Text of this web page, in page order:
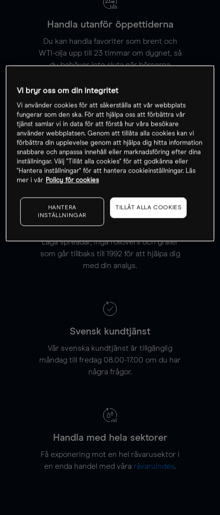
Handla utanför öppettiderna
Du kan handla favoriter som brent och
WTI-olja upp till 23 timmar om dygnet, så
du behöver inte sluta när börserna
Inga delvis fullförda ordrar
Vi ser till att alla dina ordar fullförs till fullo.
Cash-instrument
Låga spreadar, inga rollovers och grafer
som går tillbaks till 1992 för att hjälpa dig
med din analys.
Svensk kundtjänst
Vår svenska kundtjänst är tillgänglig
måndag till fredag 08.00-17.00 om du har
några frågor.
Handla med hela sektorer
Få exponering mot en hel råvarusektor i
en enda handel med våra råvaruindex.
Vi bryr oss om din integritet
Vi använder cookies för att säkerställa att vår webbplats
fungerar som den ska. För att hjälpa oss att förbättra vår
tjänst samlar vi in data för att förstå hur våra besökare
använder webbplatsen. Genom att tillåta alla cookies kan vi
förbättra din upplevelse genom att hjälpa dig hitta information
snabbare och anpassa innehåll eller marknadsföring efter dina
inställningar. Välj "Tillåt alla cookies" för att godkänna eller
"Hantera inställningar" för att hantera cookieinställningar. Läs
mer i vår Policy för cookies
HANTERA
INSTÄLLNINGAR
TILLÅT ALLA COOKIES